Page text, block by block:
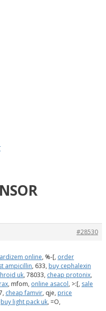
#28530
online, %-[, order
ampicillin, 633, buy cephalexin
uk, 78033, cheap protonix,
, mfom, online asacol, >:[, sale
cheap famvir, qje, price
buy light pack uk, =O,